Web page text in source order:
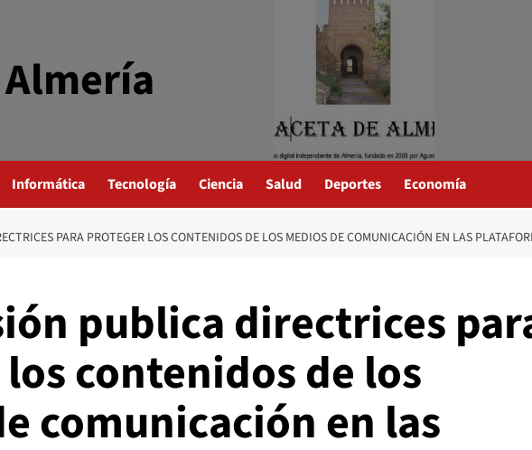
Informática Tecnología Ciencia Salud Deportes Economía
PARA PROTEGER LOS CONTENIDOS DE LOS MEDIOS DE COMUNICACIÓN EN LAS
publica directrices
contenidos de los
comunicación en las